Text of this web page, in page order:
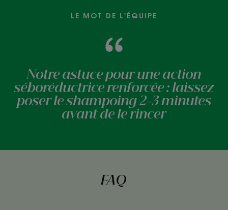
LE MOT DE L'ÉQUIPE
Notre astuce pour une action
séboréductrice renforcée : laissez
poser le shampoing 2-3 minutes
avant de le rincer
FAQ